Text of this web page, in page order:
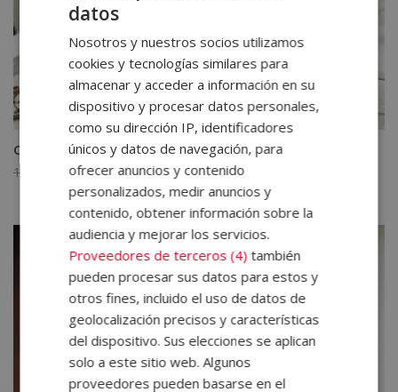
Certificación experto en Google Analytics 4
1.920,00
El
precio
original
era:
1.920,00€.
480,00€El
precio
actual
es:
480,00€.
datos
Nosotros y nuestros socios utilizamos
cookies y tecnologías similares para
almacenar y acceder a información en su
dispositivo y procesar datos personales,
como su dirección IP, identificadores
únicos y datos de navegación, para
ofrecer anuncios y contenido
personalizados, medir anuncios y
contenido, obtener información sobre la
audiencia y mejorar los servicios.
Proveedores de terceros (4) también
pueden procesar sus datos para estos y
otros fines, incluido el uso de datos de
geolocalización precisos y características
del dispositivo. Sus elecciones se aplican
solo a este sitio web. Algunos
proveedores pueden basarse en el